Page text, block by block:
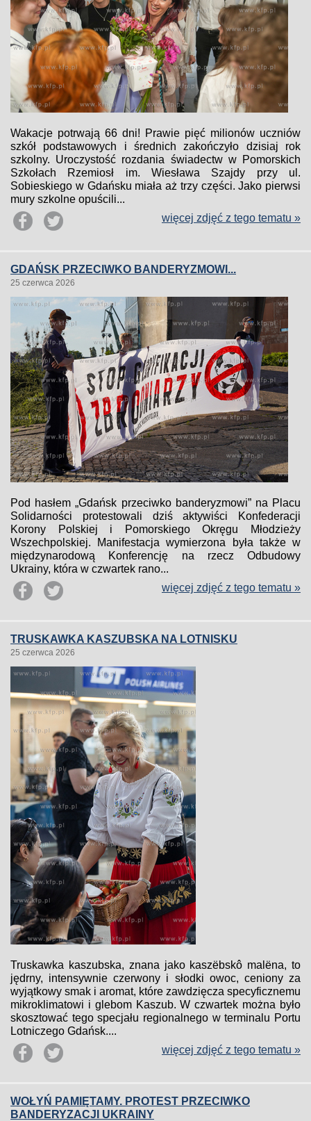
Wakacje potrwają 66 dni! Prawie pięć milionów uczniów
szkół podstawowych i średnich zakończyło dzisiaj rok
szkolny. Uroczystość rozdania świadectw w Pomorskich
Szkołach Rzemiosł im. Wiesława Szajdy przy ul.
Sobieskiego w Gdańsku miała aż trzy części. Jako pierwsi
mury szkolne opuścili...
więcej zdjęć z tego tematu »
GDAŃSK PRZECIWKO BANDERYZMOWI...
25 czerwca 2026
Pod hasłem „Gdańsk przeciwko banderyzmowi” na Placu
Solidarności protestowali dziś aktywiści Konfederacji
Korony Polskiej i Pomorskiego Okręgu Młodzieży
Wszechpolskiej. Manifestacja wymierzona była także w
międzynarodową Konferencję na rzecz Odbudowy
Ukrainy, która w czwartek rano...
więcej zdjęć z tego tematu »
TRUSKAWKA KASZUBSKA NA LOTNISKU
25 czerwca 2026
Truskawka kaszubska, znana jako kaszëbskô malëna, to
jędrny, intensywnie czerwony i słodki owoc, ceniony za
wyjątkowy smak i aromat, które zawdzięcza specyficznemu
mikroklimatowi i glebom Kaszub. W czwartek można było
skosztować tego specjału regionalnego w terminalu Portu
Lotniczego Gdańsk....
więcej zdjęć z tego tematu »
WOŁYŃ PAMIĘTAMY. PROTEST PRZECIWKO
BANDERYZACJI UKRAINY